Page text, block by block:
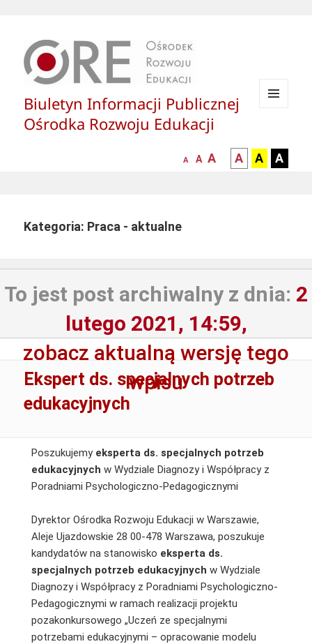
Biuletyn Informacji Publicznej
Ośrodka Rozwoju Edukacji
mniejsza
A
normalna
A
większa-
czcionka
A
kontrast
czarny
A
kontrast
czarny
A
żółty
A
Kategoria: Praca - aktualne
To jest post archiwalny z dnia: 2
lutego 2021, 14:59,
zobacz aktualną wersję tego
wpisu
Ekspert ds. specjalnych potrzeb
edukacyjnych
Poszukujemyeksperta ds. specjalnych potrzeb
edukacyjnych w Wydziale Diagnozy i Współpracy z
Poradniami Psychologiczno-Pedagogicznymi
Dyrektor Ośrodka Rozwoju Edukacji w Warszawie,
Aleje Ujazdowskie 28 00-478 Warszawa, poszukuje
kandydatów na stanowisko eksperta ds.
specjalnych potrzeb edukacyjnych w Wydziale
Diagnozy i Współpracy z Poradniami Psychologiczno-
Pedagogicznymi w ramach realizacji projektu
pozakonkursowego „Uczeń ze specjalnymi
potrzebami edukacyjnymi – opracowanie modelu